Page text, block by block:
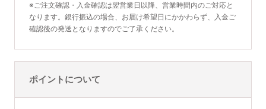
※ご注文確認・入金確認は翌営業日以降、営業時間内のご対応と
なります。銀行振込の場合、お届け希望日にかかわらず、入金ご
確認後の発送となりますのでご了承ください。
ポイントについて